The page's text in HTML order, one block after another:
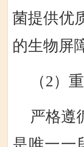
菌提供优
的生物屏
（2）
严格遵